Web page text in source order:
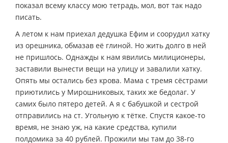
показал всему классу мою тетрадь, мол, вот так надо
писать.
А летом к нам приехал дедушка Ефим и соорудил хатку
из орешника, обмазав её глиной. Но жить долго в ней
не пришлось. Однажды к нам явились милиционеры,
заставили вынести вещи на улицу и завалили хатку.
Опять мы остались без крова. Мама с тремя сёстрами
приютились у Мирошниковых, таких же бедолаг. У
самих было пятеро детей. А я с бабушкой и сестрой
отправились на ст. Угольную к тётке. Спустя какое-то
время, не знаю уж, на какие средства, купили
полдомика за 40 рублей. Прожили мы там до 38-го